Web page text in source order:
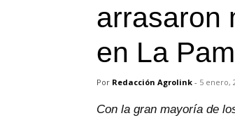
arrasaron
en La
Por Redacción Agrolink - 5 enero,
Con la gran mayoría de